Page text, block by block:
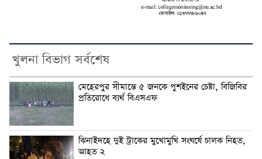
খুলনা বিভাগ সর্বশেষ
মেহেরপুর সীমান্তে ৫ জনকে পুশইনের চেষ্টা, বিজিবির
প্রতিরোধে ব্যর্থ বিএসএফ
ঝিনাইদহে দুই ট্রাকের মুখোমুখি সংঘর্ষে চালক নিহত,
আহত ২